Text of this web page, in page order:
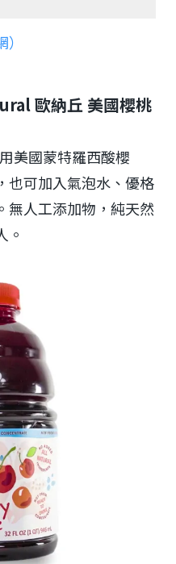
歐納丘 美國櫻桃
美國蒙特羅西酸櫻
也可加入氣泡水、優格
無人工添加物，純天然
。